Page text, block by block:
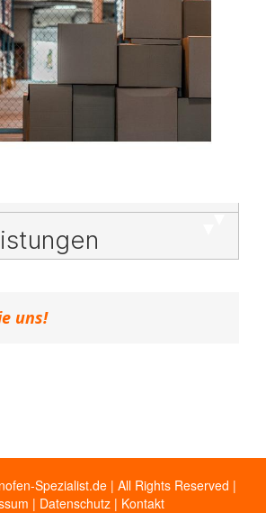
uns!
Spezialist.de | All Rights Reserved |
| Datenschutz | Kontakt